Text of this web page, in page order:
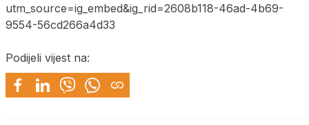
utm_source=ig_embed&ig_rid=2608b118-46ad-4b69-
9554-56cd266a4d33
Podijeli vijest na: